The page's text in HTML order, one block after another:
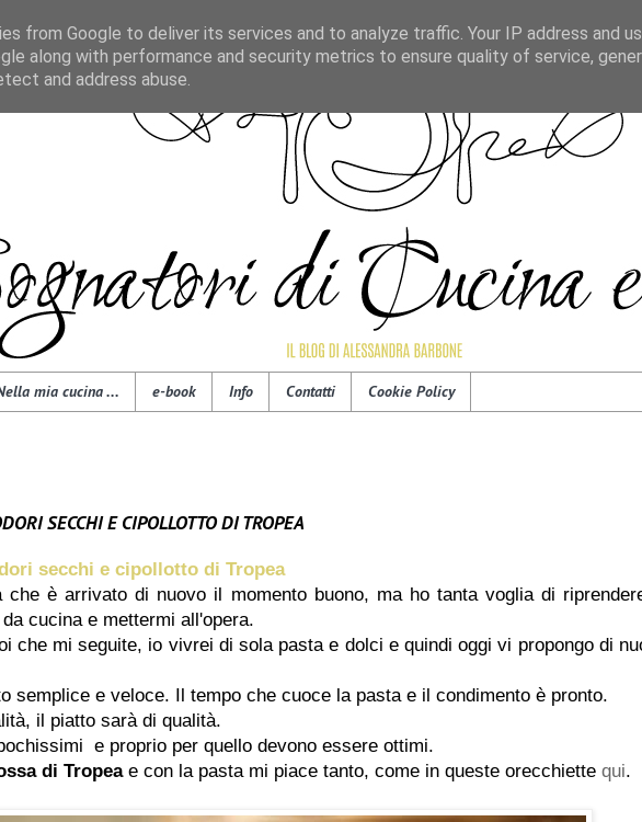
mia cucina ... e-book Info Contatti Cookie Policy
SECCHI E CIPOLLOTTO DI TROPEA
secchi e cipollotto di Tropea
che è arrivato di nuovo il momento buono, ma ho tanta voglia di
cucina e mettermi all'opera.
che mi seguite, io vivrei di sola pasta e dolci e quindi oggi vi propongo di
semplice e veloce. Il tempo che cuoce la pasta e il condimento è pronto.
il piatto sarà di qualità.
e proprio per quello devono essere ottimi.
di Tropeae con la pasta mi piace tanto, come in queste orecchiette qui.
from Google to deliver its services and to analyze traffic. Your IP address and
along with performance and security metrics to ensure quality of service,
and address abuse.